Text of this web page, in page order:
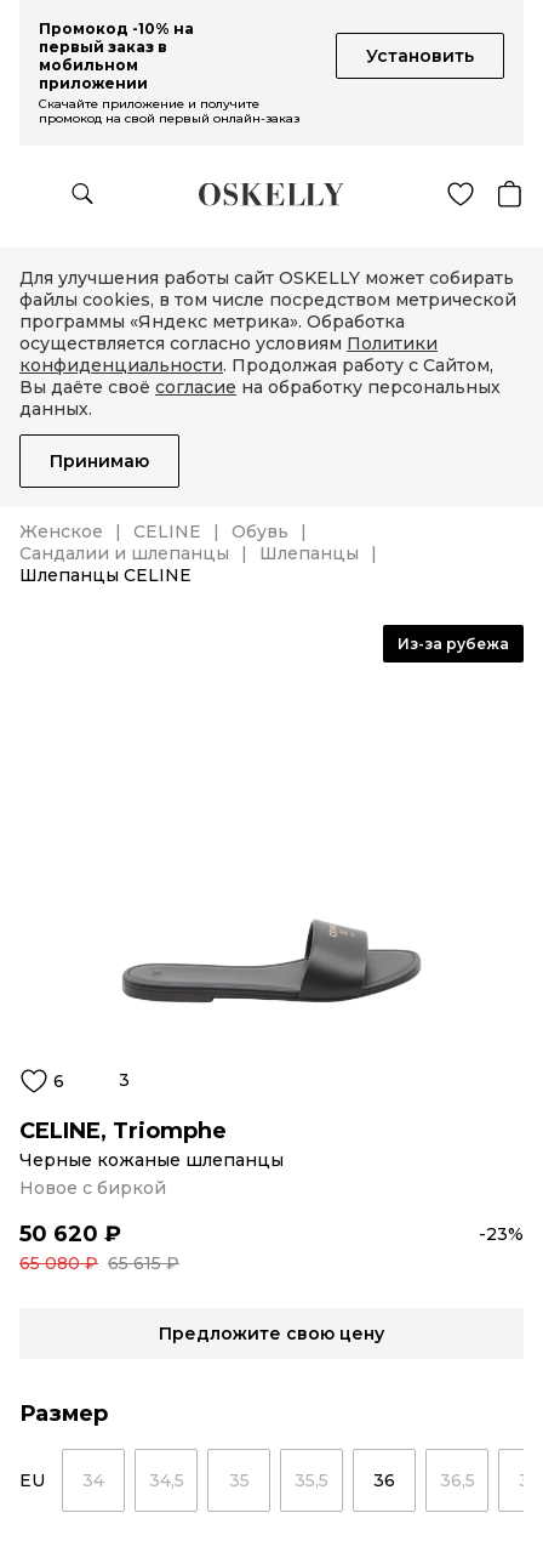
Промокод -10% на
первый заказ в
мобильном
приложении
Установить
Скачайте приложение и получите
промокод на свой первый онлайн-заказ
Для улучшения работы сайт OSKELLY может собирать
файлы cookies, в том числе посредством метрической
программы «Яндекс метрика». Обработка
осуществляется согласно условиям Политики
конфиденциальности. Продолжая работу с Сайтом,
Вы даёте своё согласие на обработку персональных
данных.
Принимаю
Женское CELINE
Обувь
Сандалии и шлепанцы
Шлепанцы
Шлепанцы CELINE
Из-за рубежа
6 3
CELINE, Triomphe
Черные кожаные шлепанцы
Новое с биркой
50 620 ₽
-23%
65 080 ₽ 65 615 ₽
Предложите свою цену
Размер
EU 34 34,5 35 35,5 36 36,5 37